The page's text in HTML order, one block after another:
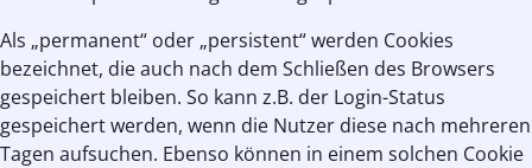
Als „permanent“ oder „persistent“ werden Cookies
bezeichnet, die auch nach dem Schließen des Browsers
gespeichert bleiben. So kann z.B. der Login-Status
gespeichert werden, wenn die Nutzer diese nach mehreren
Tagen aufsuchen. Ebenso können in einem solchen Cookie